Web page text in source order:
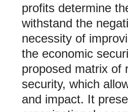
profits determine
withstand the
necessity of
the economic
proposed matrix of
security, which
and impact. It